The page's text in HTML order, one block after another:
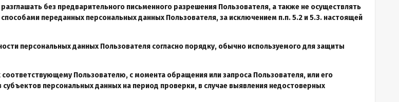
без предварительного письменного разрешения Пользователя, а также не осуществлять
переданных персональных данных Пользователя, за исключением п.п. 5.2 и 5.3. настоящей
персональных данных Пользователя согласно порядку, обычно используемого для защиты
Пользователю, с момента обращения или запроса Пользователя, или его
персональных данных на период проверки, в случае выявления недостоверных